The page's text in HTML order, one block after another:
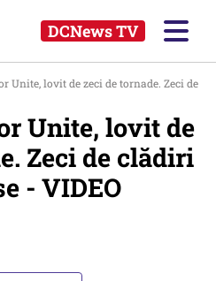
DCNews TV
Unite, lovit de zeci de tornade. Zeci de
Unite, lovit de
Zeci de clădiri
- VIDEO